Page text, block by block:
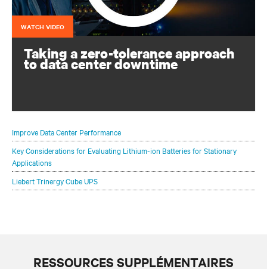
WATCH VIDEO
Taking a zero-tolerance approach
to data center downtime
Improve Data Center Performance
Key Considerations for Evaluating Lithium-ion Batteries for Stationary
Applications
Liebert Trinergy Cube UPS
RESSOURCES SUPPLÉMENTAIRES